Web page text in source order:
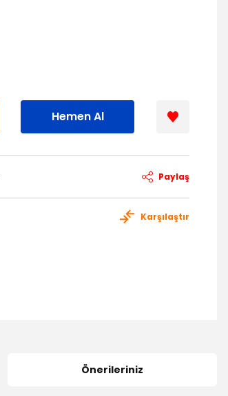
Hemen Al
Paylaş
Karşılaştır
Önerileriniz